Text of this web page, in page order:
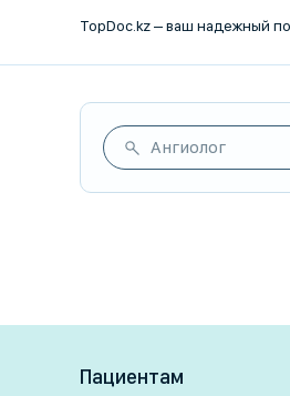
Ангиолог
Пациентам